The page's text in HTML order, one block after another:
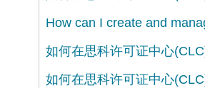
How can I create and
如何在思科许可证中心
如何在思科许可证中心